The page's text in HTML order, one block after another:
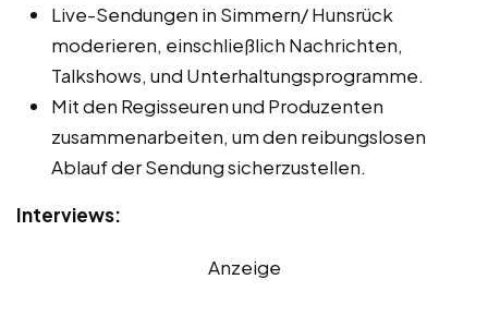
Live-Sendungen in Simmern/ Hunsrück
moderieren, einschließlich Nachrichten,
Talkshows, und Unterhaltungsprogramme.
Mit den Regisseuren und Produzenten
zusammenarbeiten, um den reibungslosen
Ablauf der Sendung sicherzustellen.
Interviews:
Anzeige